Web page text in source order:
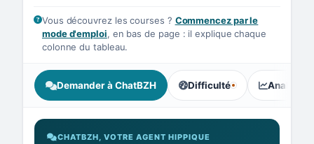
Vous découvrez les courses ? Commencez par le
mode d'emploi, en bas de page : il explique chaque
colonne du tableau.
Demander à ChatBZH Difficulté
, tendance des parieurs :
Analyse
CHATBZH, VOTRE AGENT HIPPIQUE